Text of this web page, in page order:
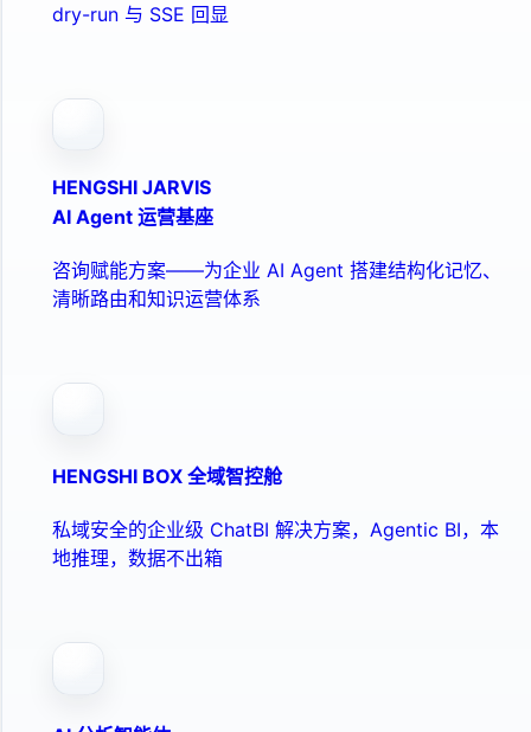
dry-run 与 SSE 回显
HENGSHI JARVIS
AI Agent 运营基座
咨询赋能方案——为企业 AI Agent 搭建结构化记忆、
清晰路由和知识运营体系
HENGSHI BOX 全域智控舱
私域安全的企业级 ChatBI 解决方案，Agentic BI，本
地推理，数据不出箱